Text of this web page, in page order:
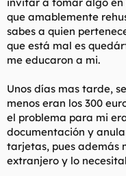
que amablemente
sabes a quien
que está mal es
me educaron a mi.
Unos días mas tarde,
menos eran los 300
el problema para mi
documentación y
tarjetas, pues además
extranjero y lo